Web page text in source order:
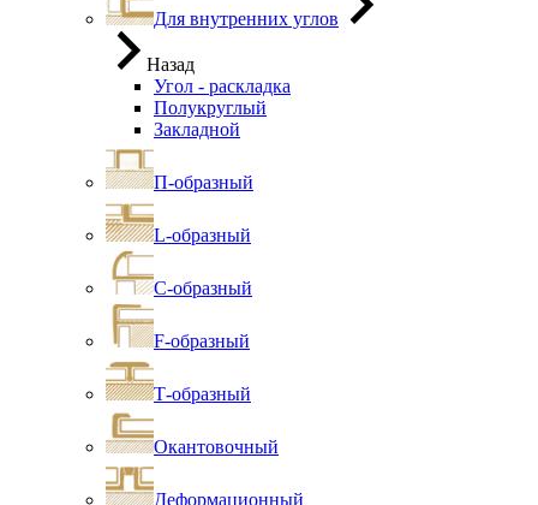
Для внутренних углов
Назад
Угол - раскладка
Полукруглый
Закладной
П-образный
L-образный
С-образный
F-образный
Т-образный
Окантовочный
Деформационный